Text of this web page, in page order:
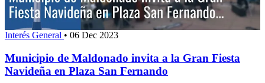
Interés General • 06 Dec 2023
Municipio de Maldonado invita a la Gran Fiesta
Navideña en Plaza San Fernando